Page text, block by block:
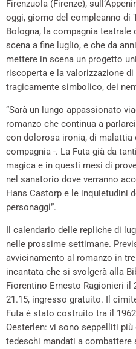
Firenzuola (Firenze),
oggi, giorno del compleanno di
Bologna, la compagnia
scena a fine luglio, e che da
mettere in scena un progetto
riscoperta e la valorizzazione
tragicamente simbolico, dei
“Sarà un lungo appassionato
romanzo che continua a
con dolorosa ironia, di malattia
compagnia -. La Futa già da
magica e in questi mesi di
nel sanatorio dove verranno
Hans Castorp e le inquietudini
personaggi”.
Il calendario delle repliche di
nelle prossime settimane.
avvicinamento al romanzo in
incantata che si svolgerà alla
Fiorentino Ernesto Ragionieri il
21.15, ingresso gratuito. Il
Futa è stato costruito tra il
Oesterlen: vi sono seppelliti
tedeschi mandati a combattere